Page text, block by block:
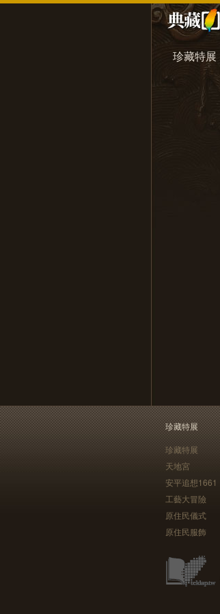
珍藏特展
珍藏特展
珍藏特展
天地宮
安平追想1661
工藝大冒險
原住民儀式
原住民服飾